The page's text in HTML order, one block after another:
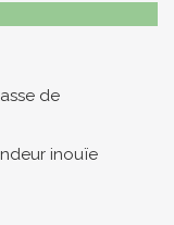
de
inouïe